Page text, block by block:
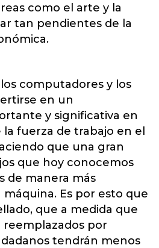
como el arte y la
tan pendientes de la
computadores y los
en un
y significativa en
la fuerza de trabajo en el
que una gran
que hoy conocemos
de manera más
Es por esto que
que a medida que
reemplazados por
tendrán menos